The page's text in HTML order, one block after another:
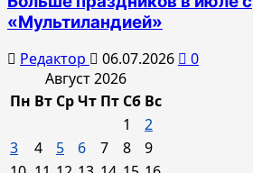
«Мультиландией»
Редактор 06.07.2026
0
Август 2026
Пн Вт СрЧт Пт Сб Вс
1
2
3
4 5 6 7 8
9